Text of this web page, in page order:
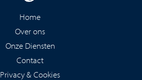
Home
Over ons
Onze Diensten
Contact
Privacy & Cookies